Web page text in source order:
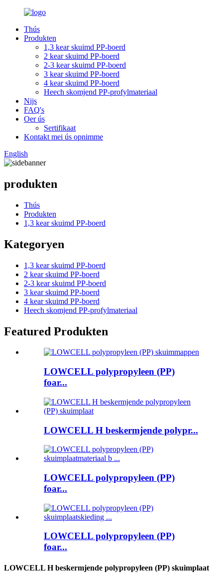
Thús
Produkten
1,3 kear skuimd PP-boerd
2 kear skuimd PP-boerd
2-3 kear skuimd PP-boerd
3 kear skuimd PP-boerd
4 kear skuimd PP-boerd
Heech skomjend PP-profylmateriaal
Nijs
FAQ's
Oer ús
Sertifikaat
Kontakt mei ús opnimme
English
produkten
Thús
Produkten
1,3 kear skuimd PP-boerd
Kategoryen
1,3 kear skuimd PP-boerd
2 kear skuimd PP-boerd
2-3 kear skuimd PP-boerd
3 kear skuimd PP-boerd
4 kear skuimd PP-boerd
Heech skomjend PP-profylmateriaal
Featured Produkten
LOWCELL polypropyleen (PP)
foar...
LOWCELL H beskermjende polypr...
LOWCELL polypropyleen (PP)
foar...
LOWCELL polypropyleen (PP)
foar...
LOWCELL H beskermjende polypropyleen (PP) skuimplaat